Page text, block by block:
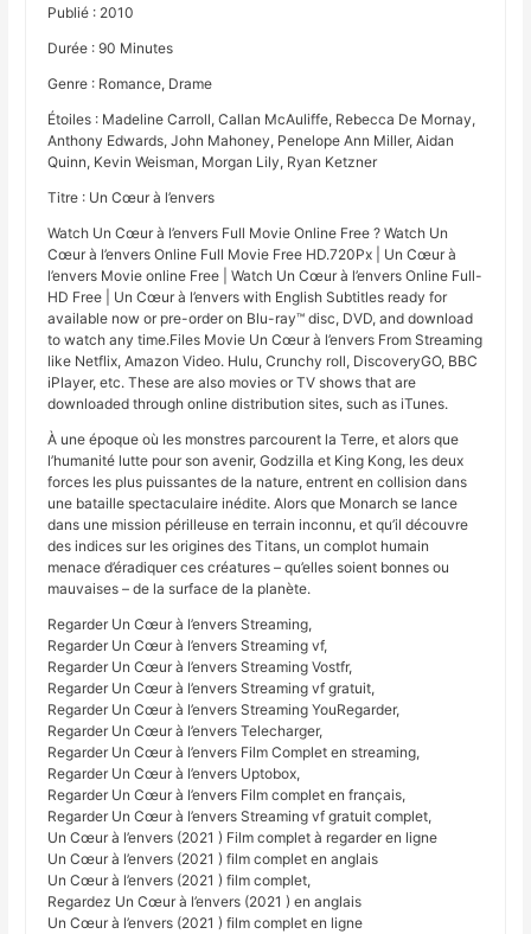
Publié : 2010
Durée : 90 Minutes
Genre : Romance, Drame
Étoiles : Madeline Carroll, Callan McAuliffe, Rebecca De Mornay,
Anthony Edwards, John Mahoney, Penelope Ann Miller, Aidan
Quinn, Kevin Weisman, Morgan Lily, Ryan Ketzner
Titre : Un Cœur à l’envers
Watch Un Cœur à l’envers Full Movie Online Free ? Watch Un
Cœur à l’envers Online Full Movie Free HD.720Px | Un Cœur à
l’envers Movie online Free | Watch Un Cœur à l’envers Online Full-
HD Free | Un Cœur à l’envers with English Subtitles ready for
available now or pre-order on Blu-ray™ disc, DVD, and download
to watch any time.Files Movie Un Cœur à l’envers From Streaming
like Netflix, Amazon Video. Hulu, Crunchy roll, DiscoveryGO, BBC
iPlayer, etc. These are also movies or TV shows that are
downloaded through online distribution sites, such as iTunes.
À une époque où les monstres parcourent la Terre, et alors que
l’humanité lutte pour son avenir, Godzilla et King Kong, les deux
forces les plus puissantes de la nature, entrent en collision dans
une bataille spectaculaire inédite. Alors que Monarch se lance
dans une mission périlleuse en terrain inconnu, et qu’il découvre
des indices sur les origines des Titans, un complot humain
menace d’éradiquer ces créatures – qu’elles soient bonnes ou
mauvaises – de la surface de la planète.
Regarder Un Cœur à l’envers Streaming,
Regarder Un Cœur à l’envers Streaming vf,
Regarder Un Cœur à l’envers Streaming Vostfr,
Regarder Un Cœur à l’envers Streaming vf gratuit,
Regarder Un Cœur à l’envers Streaming YouRegarder,
Regarder Un Cœur à l’envers Telecharger,
Regarder Un Cœur à l’envers Film Complet en streaming,
Regarder Un Cœur à l’envers Uptobox,
Regarder Un Cœur à l’envers Film complet en français,
Regarder Un Cœur à l’envers Streaming vf gratuit complet,
Un Cœur à l’envers (2021 ) Film complet à regarder en ligne
Un Cœur à l’envers (2021 ) film complet en anglais
Un Cœur à l’envers (2021 ) film complet,
Regardez Un Cœur à l’envers (2021 ) en anglais
Un Cœur à l’envers (2021 ) film complet en ligne